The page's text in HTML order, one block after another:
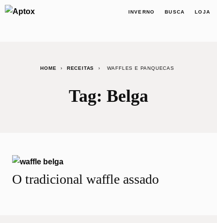
INVERNO BUSCA LOJA
HOME › RECEITAS › WAFFLES E PANQUECAS
Tag: Belga
O tradicional waffle assado